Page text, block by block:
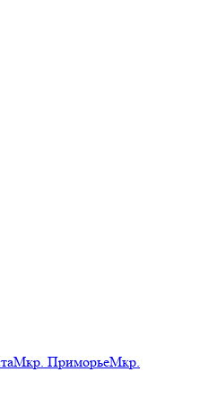
Мкр. ПриморьеМкр.